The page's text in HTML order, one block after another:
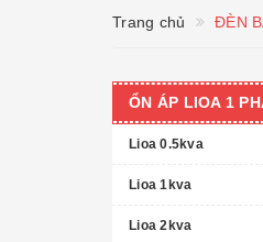
Trang chủ ĐÈN
ỔN ÁP LIOA 1
Lioa 0.5kva
Lioa 1kva
Lioa 2kva